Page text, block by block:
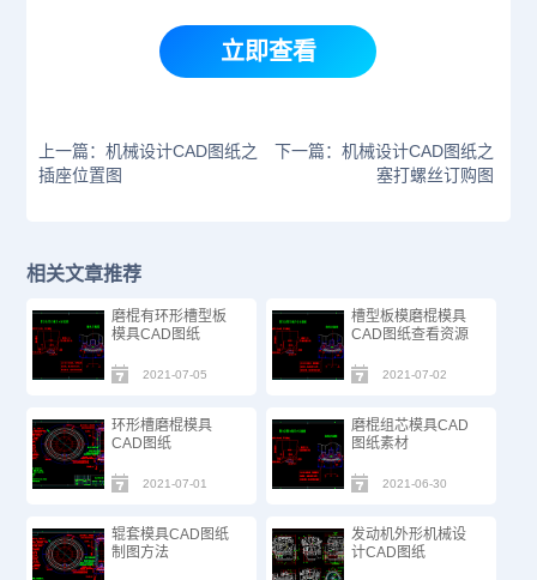
立即查看
上一篇：机械设计CAD图纸之
插座位置图
下一篇：机械设计CAD图纸之
塞打螺丝订购图
相关文章推荐
​磨棍有环形槽型板
模具CAD图纸​
2021-07-05
槽型板模磨棍模具
CAD图纸查看资源
2021-07-02
环形槽磨棍模具
CAD图纸
2021-07-01
磨棍组芯模具CAD
图纸素材
2021-06-30
​辊套模具CAD图纸
制图方法
发动机外形机械设
计CAD图纸